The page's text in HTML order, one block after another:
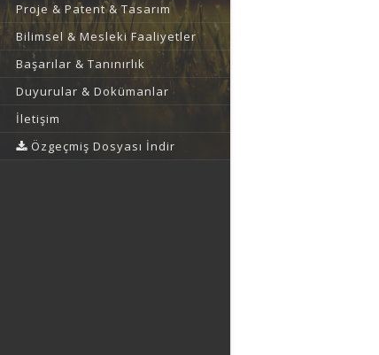
Proje & Patent & Tasarım
Bilimsel & Mesleki Faaliyetler
Başarılar & Tanınırlık
Duyurular & Dokümanlar
İletişim
Özgeçmiş Dosyası İndir